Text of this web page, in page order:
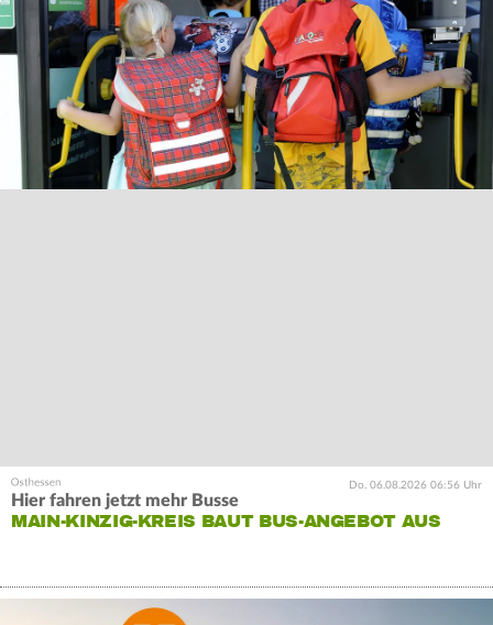
Do. 06.08.2026 06:56 Uhr
Hier fahren jetzt mehr Busse
MAIN-KINZIG-KREIS BAUT BUS-ANGEBOT AUS